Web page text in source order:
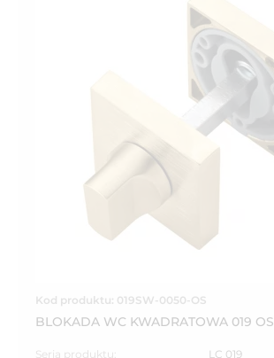
Kod produktu: 019SW-0050-OS
BLOKADA WC KWADRATOWA 019 OS
Seria produktu:
LC 019